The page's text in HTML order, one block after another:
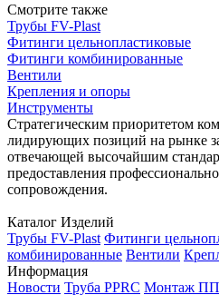
Смотрите также
Трубы FV-Plast
Фитинги цельнопластиковые
Фитинги комбинированные
Вентили
Крепления и опоры
Инструменты
Стратегическим приоритетом
лидирующих позиций на рынке
отвечающей высочайшим
предоставления
сопровождения.
Каталог Изделий
Трубы FV-Plast Фитинги
комбинированные Вентили
Информация
Новости Труба PPRC Монтаж ПП